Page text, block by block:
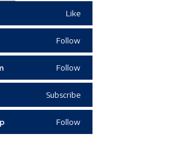
Like
Follow
Follow
Subscribe
Follow